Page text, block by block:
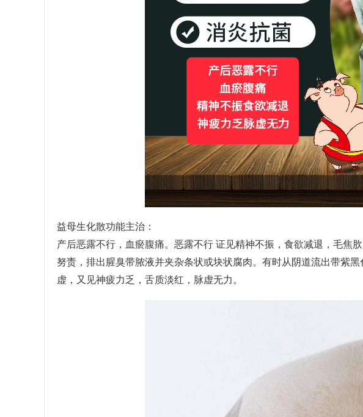
益母生化散功能主治：
产后恶露不行，血瘀腹痛。恶露不行 证见精神不振，食欲减退，毛焦
努责，排出腥臭带脓液并夹杂条状或块状腐肉。有时从阴道流出带紫
虚，又见神疲力乏，舌质淡红，脉虚无力。